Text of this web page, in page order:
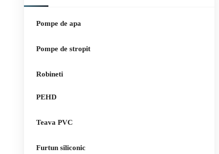
Pompe de apa
Pompe de stropit
Robineti
PEHD
Teava PVC
Furtun siliconic